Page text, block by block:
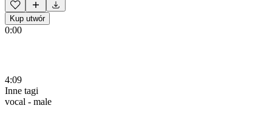
Kup utwór
0:00
4:09
Inne tagi
vocal - male